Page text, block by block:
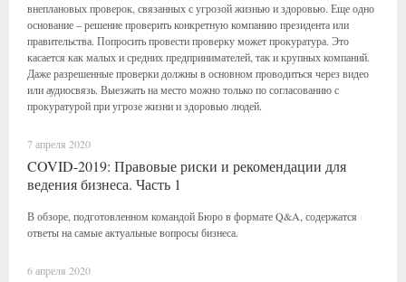
внеплановых проверок, связанных с угрозой жизнью и здоровью. Еще одно
основание – решение проверить конкретную компанию президента или
правительства. Попросить провести проверку может прокуратура. Это
касается как малых и средних предпринимателей, так и крупных компаний.
Даже разрешенные проверки должны в основном проводиться через видео
или аудиосвязь. Выезжать на место можно только по согласованию с
прокуратурой при угрозе жизни и здоровью людей.
7 апреля 2020
COVID-2019: Правовые риски и рекомендации для
ведения бизнеса. Часть 1
В обзоре, подготовленном командой Бюро в формате Q&A, содержатся
ответы на самые актуальные вопросы бизнеса.
6 апреля 2020